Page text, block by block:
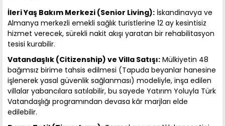
İleri Yaş Bakım Merkezi (Senior Living): İskandinavya ve
Almanya merkezli emekli sağlık turistlerine 12 ay kesintisiz
hizmet verecek, sürekli nakit akışı yaratan bir rehabilitasyon
tesisi kurabilir.
Vatandaşlık (Citizenship) ve Villa Satışı: Mülkiyetin 48
bağımsız birime tahsis edilmesi (Tapuda beyanlar hanesine
işlenerek yasal güvenlik sağlanması) modeliyle, inşa edilen
villalar yabancılara satılabilir, bu sayede Yatırım Yoluyla Türk
Vatandaşlığı programından devasa kâr marjları elde
edilebilir.